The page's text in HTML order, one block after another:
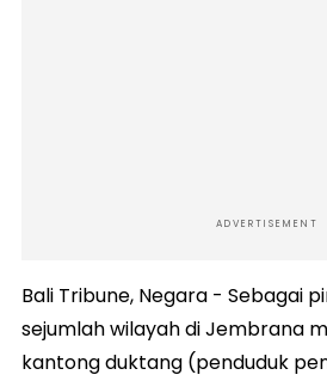
ADVERTISEMENT
Bali Tribune, Negara - Sebagai
sejumlah wilayah di Jembrana
kantong duktang (penduduk